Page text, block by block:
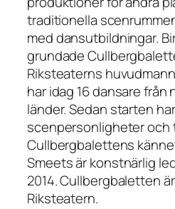
traditionella
med dansutbildningar.
grundade
Riksteaterns
har idag 16 dansare från
länder. Sedan starten
scenpersonligheter och
Cullbergbalettens
Smeets är konstnärlig
2014. Cullbergbaletten
Riksteatern.